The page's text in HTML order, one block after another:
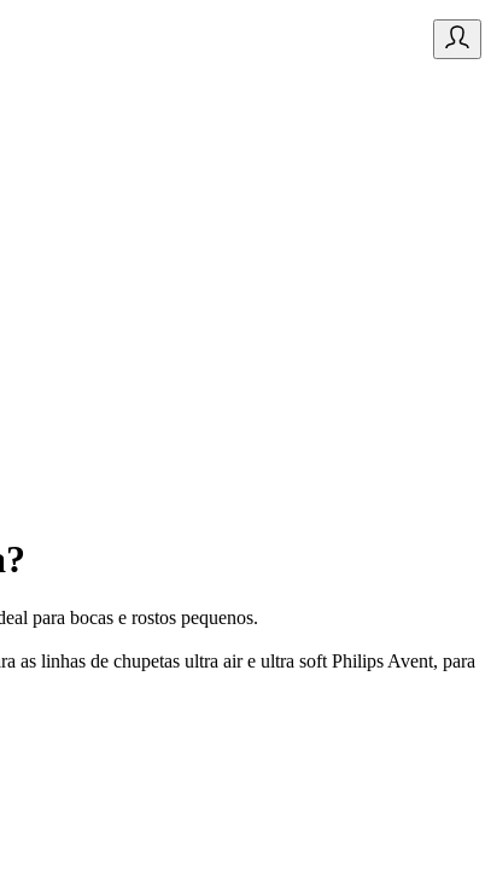
para bocas e rostos pequenos.
as linhas de chupetas ultra air e ultra soft Philips Avent, para